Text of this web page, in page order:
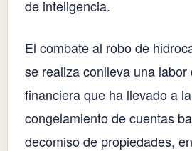
de inteligencia.
El combate al robo de
se realiza conlleva una
financiera que ha llevado a
congelamiento de cuentas
decomiso de propiedades,